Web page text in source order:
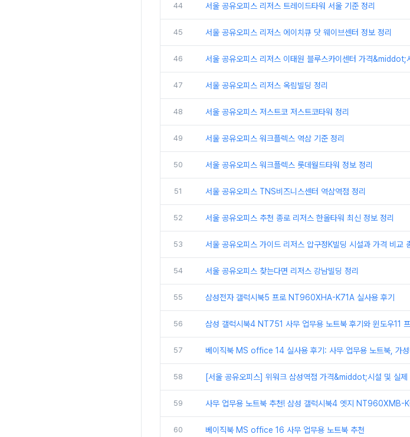
44 서울 공유오피스 리저스 트레이드타워 서울 기준 정리
45 서울 공유오피스 리저스 에이치큐 닷 웨이브센터 정보 정리
46 서울 공유오피스 리저스 이태원 블루스카이센터 가격&middot;
47 서울 공유오피스 리저스 옥림빌딩 정리
48 서울 공유오피스 저스트코 저스트코타워 정리
49 서울 공유오피스 워크플렉스 역삼 기준 정리
50 서울 공유오피스 워크플렉스 롯데월드타워 정보 정리
51 서울 공유오피스 TNS비즈니스센터 역삼역점 정리
52 서울 공유오피스 추천 종로 리저스 한올타워 최신 정보 정리
53 서울 공유오피스 가이드 리저스 압구정K빌딩 시설과 가격 비교
54 서울 공유오피스 찾는다면 리저스 강남빌딩 정리
55 삼성전자 갤럭시북5 프로 NT960XHA-K71A 실사용 후기
56 삼성 갤럭시북4 NT751 사무 업무용 노트북 후기와 윈도우11
57 베이직북 MS office 14 실사용 후기: 사무 업무용 노트북, 가
58 [서울 공유오피스] 위워크 삼성역점 가격&middot;시설 및 실제
59 사무 업무용 노트북 추천! 삼성 갤럭시북4 엣지 NT960XMB-
60 베이직북 MS office 16 사무 업무용 노트북 추천